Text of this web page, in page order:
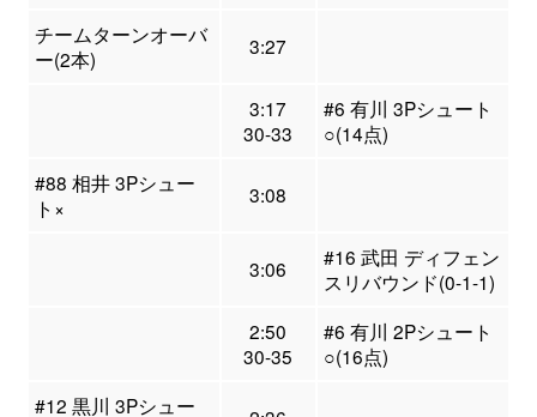
チームターンオーバ
ー(2本)
3:27
3:17
30-33
#6 有川 3Pシュート
○(14点)
#88 相井 3Pシュー
ト×
3:08
3:06
#16 武田 ディフェン
スリバウンド(0-1-1)
2:50
30-35
#6 有川 2Pシュート
○(16点)
#12 黒川 3Pシュー